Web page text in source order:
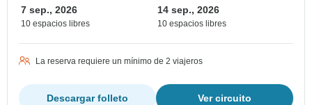
7 sep., 2026
10 espacios libres
14 sep., 2026
10 espacios libres
La reserva requiere un mínimo de 2 viajeros
Ver circuito
Descargar folleto